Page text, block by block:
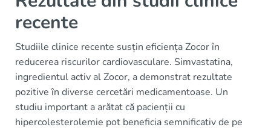
recente
Studiile clinice recente susțin eficiența Zocor în
reducerea riscurilor cardiovasculare. Simvastatina,
ingredientul activ al Zocor, a demonstrat rezultate
pozitive în diverse cercetări medicamentoase. Un
studiu important a arătat că pacienții cu
hipercolesterolemie pot beneficia semnificativ de pe